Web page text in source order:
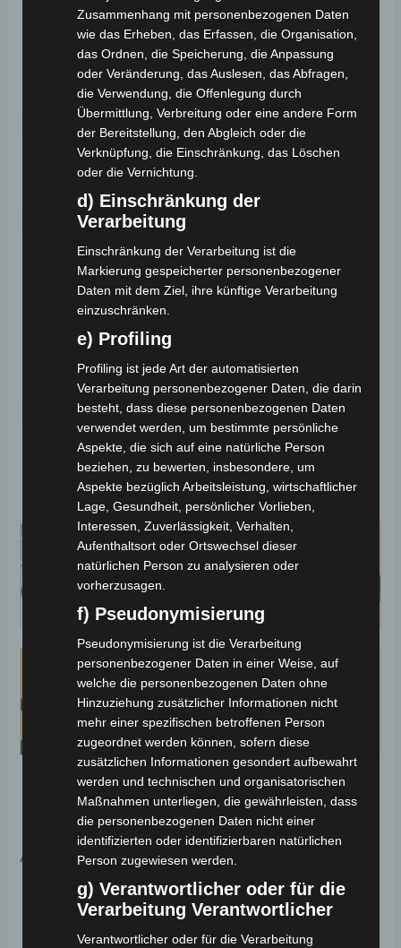
Länge: 175 cm
Breite: 71 cm
Höhe: 122 cm
Radgröße:
3.00 – 10 Zoll
Lieferumfang:
VM4 Seniorenmobil – Straßenzulassung
(EEC/COC Papiere im Lieferumfang enthalten)
Ladegerät
Bedienungsanleitung
2 Schlüssel
Hinweise:
Führerschein- und Versicherungspflichtig
Hinweise zur Batterieentsorgung
Ähnliche Produkte
Angebot!
Angebot!
Ursprünglicher
Preis
war:
3.599,00 €
Aktueller
Preis
ist:
3.239,00 €.
Angebot!
Angebot!
Zusammenhang mit personenbezogenen Daten
wie das Erheben, das Erfassen, die Organisation,
das Ordnen, die Speicherung, die Anpassung
oder Veränderung, das Auslesen, das Abfragen,
die Verwendung, die Offenlegung durch
Übermittlung, Verbreitung oder eine andere Form
der Bereitstellung, den Abgleich oder die
Verknüpfung, die Einschränkung, das Löschen
oder die Vernichtung.
d) Einschränkung der
Verarbeitung
Einschränkung der Verarbeitung ist die
Markierung gespeicherter personenbezogener
Daten mit dem Ziel, ihre künftige Verarbeitung
einzuschränken.
e) Profiling
Profiling ist jede Art der automatisierten
Verarbeitung personenbezogener Daten, die darin
besteht, dass diese personenbezogenen Daten
verwendet werden, um bestimmte persönliche
Aspekte, die sich auf eine natürliche Person
beziehen, zu bewerten, insbesondere, um
Aspekte bezüglich Arbeitsleistung, wirtschaftlicher
Lage, Gesundheit, persönlicher Vorlieben,
Interessen, Zuverlässigkeit, Verhalten,
Aufenthaltsort oder Ortswechsel dieser
natürlichen Person zu analysieren oder
vorherzusagen.
f) Pseudonymisierung
Pseudonymisierung ist die Verarbeitung
personenbezogener Daten in einer Weise, auf
welche die personenbezogenen Daten ohne
Hinzuziehung zusätzlicher Informationen nicht
mehr einer spezifischen betroffenen Person
zugeordnet werden können, sofern diese
zusätzlichen Informationen gesondert aufbewahrt
werden und technischen und organisatorischen
Maßnahmen unterliegen, die gewährleisten, dass
die personenbezogenen Daten nicht einer
identifizierten oder identifizierbaren natürlichen
Person zugewiesen werden.
g) Verantwortlicher oder für die
Verarbeitung Verantwortlicher
Verantwortlicher oder für die Verarbeitung